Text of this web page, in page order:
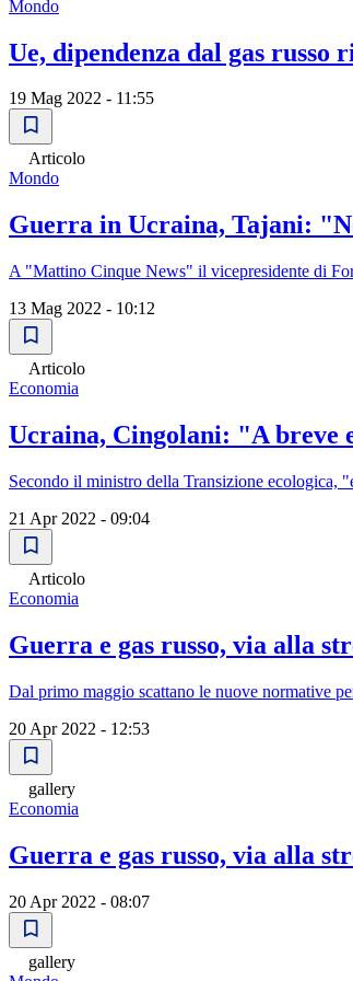
Mondo
Ue, dipendenza dal gas
19 Mag 2022 - 11:55
Articolo
Mondo
Guerra in Ucraina, Tajani:
A "Mattino Cinque News" il vicepresidente di
13 Mag 2022 - 10:12
Articolo
Economia
Ucraina, Cingolani: "A breve
Secondo il ministro della Transizione ecologica,
21 Apr 2022 - 09:04
Articolo
Economia
Guerra e gas russo, via alla
Dal primo maggio scattano le nuove normative
20 Apr 2022 - 12:53
gallery
Economia
Guerra e gas russo, via alla
20 Apr 2022 - 08:07
gallery